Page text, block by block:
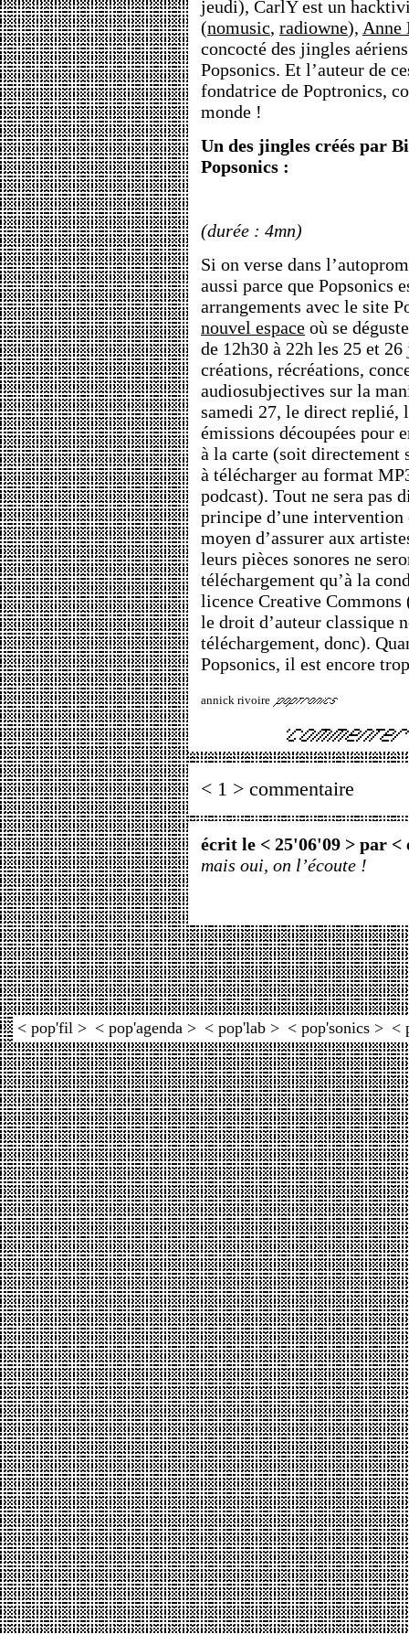
jeudi), CarlY est un
(nomusic, radiowne), Anne
concocté des jingles
Popsonics. Et l’auteur de
fondatrice de Poptronics,
monde !
Un des jingles créés par
Popsonics :
(durée : 4mn)
Si on verse dans
aussi parce que Popsonics
arrangements avec le site
nouvel espace où se
de 12h30 à 22h les 25 et
créations, récréations,
audiosubjectives sur la
samedi 27, le direct replié,
émissions découpées pour
à la carte (soit directement
à télécharger au format
podcast). Tout ne sera pas
principe d’une intervention
moyen d’assurer aux
leurs pièces sonores ne
téléchargement qu’à la
licence Creative Commons
le droit d’auteur classique
téléchargement, donc).
Popsonics, il est encore
annick rivoire
< 1 > commentaire
écrit le < 25'06'09 > par <
mais oui, on l’écoute !
< pop'fil > < pop'agenda > < pop'lab > < pop'sonics > <